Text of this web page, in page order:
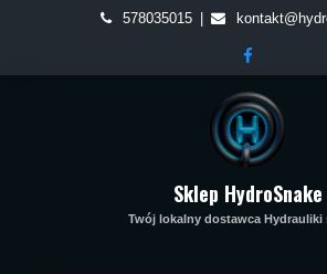
content
578035015
Sklep HydroSnake
Twój lokalny dostawca Hydrauliki